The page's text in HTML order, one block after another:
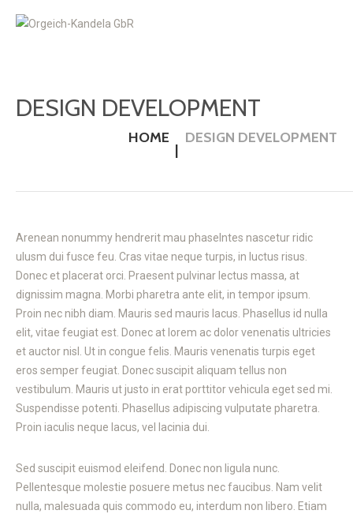
DESIGN DEVELOPMENT
HOME DESIGN DEVELOPMENT
Arenean nonummy hendrerit mau phaselntes nascetur ridic
ulusm dui fusce feu. Cras vitae neque turpis, in luctus risus.
Donec et placerat orci. Praesent pulvinar lectus massa, at
dignissim magna. Morbi pharetra ante elit, in tempor ipsum.
Proin nec nibh diam. Mauris sed mauris lacus. Phasellus id nulla
elit, vitae feugiat est. Donec at lorem ac dolor venenatis ultricies
et auctor nisl. Ut in congue felis. Mauris venenatis turpis eget
eros semper feugiat. Donec suscipit aliquam tellus non
vestibulum. Mauris ut justo in erat porttitor vehicula eget sed mi.
Suspendisse potenti. Phasellus adipiscing vulputate pharetra.
Proin iaculis neque lacus, vel lacinia dui.
Sed suscipit euismod eleifend. Donec non ligula nunc.
Pellentesque molestie posuere metus nec faucibus. Nam velit
nulla, malesuada quis commodo eu, interdum non libero. Etiam